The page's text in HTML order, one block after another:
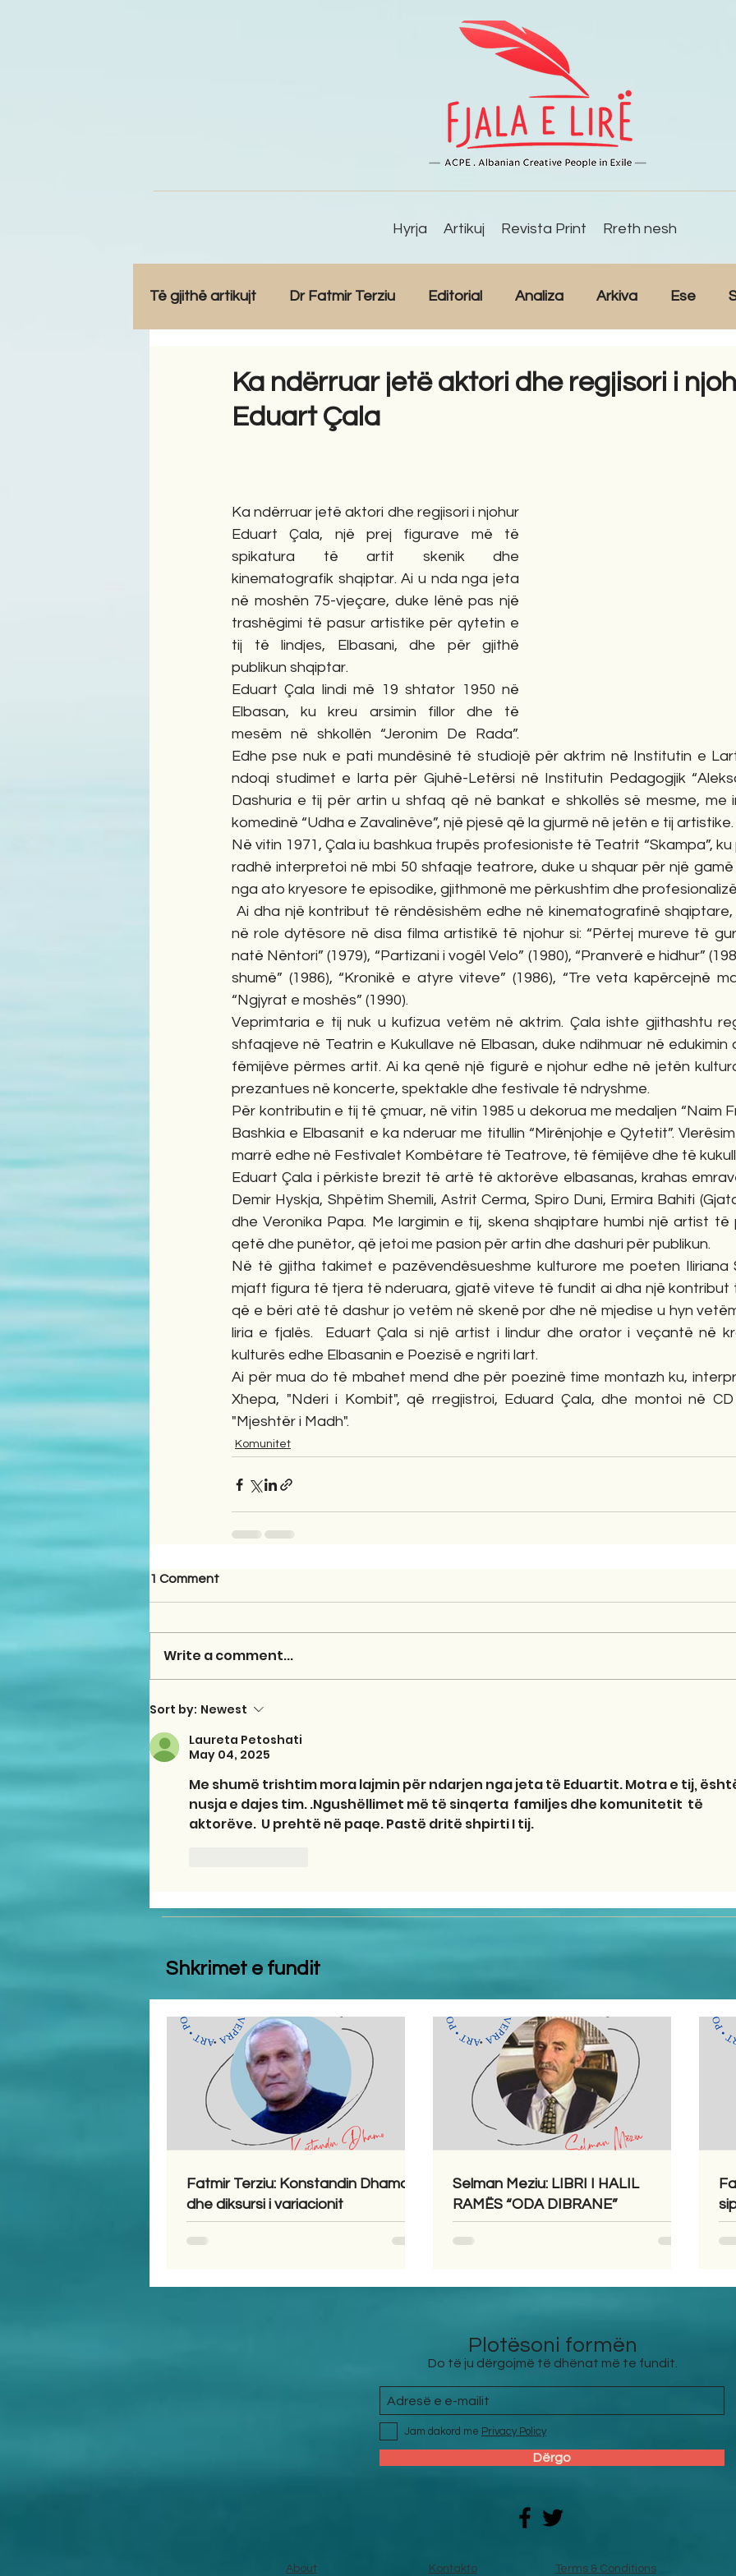
Hyrja Artikuj Revista Print Rreth nesh
Të gjithë artikujt Dr Fatmir Terziu Editorial Analiza Arkiva Ese
Antologji Poezi Tregime
Ka ndërruar jetë aktori dhe regjisori i
Eduart Çala
Ka ndërruar jetë aktori dhe regjisori i njohur
Eduart Çala, një prej figurave më të
spikatura të artit skenik dhe
kinematografik shqiptar. Ai u nda nga jeta
në moshën 75-vjeçare, duke lënë pas një
trashëgimi të pasur artistike për qytetin e
tij të lindjes, Elbasani, dhe për gjithë
publikun shqiptar.
Eduart Çala lindi më 19 shtator 1950 në
Elbasan, ku kreu arsimin fillor dhe të
mesëm në shkollën “Jeronim De Rada”.
Edhe pse nuk e pati mundësinë të studiojë për aktrim në Institutin e
ndoqi studimet e larta për Gjuhë-Letërsi në Institutin Pedagogjik
Dashuria e tij për artin u shfaq që në bankat e shkollës së mesme, me
komedinë “Udha e Zavalinëve”, një pjesë që la gjurmë në jetën e tij artistike.
Në vitin 1971, Çala iu bashkua trupës profesioniste të Teatrit “Skampa”,
radhë interpretoi në mbi 50 shfaqje teatrore, duke u shquar për një
nga ato kryesore te episodike, gjithmonë me përkushtim dhe
Ai dha një kontribut të rëndësishëm edhe në kinematografinë
në role dytësore në disa filma artistikë të njohur si: “Përtej mureve të
natë Nëntori” (1979), “Partizani i vogël Velo” (1980), “Pranverë e hidhur”
shumë” (1986), “Kronikë e atyre viteve” (1986), “Tre veta kapërcejnë
“Ngjyrat e moshës” (1990).
Veprimtaria e tij nuk u kufizua vetëm në aktrim. Çala ishte gjithashtu
shfaqjeve në Teatrin e Kukullave në Elbasan, duke ndihmuar në edukimin
fëmijëve përmes artit. Ai ka qenë një figurë e njohur edhe në jetën
prezantues në koncerte, spektakle dhe festivale të ndryshme.
Për kontributin e tij të çmuar, në vitin 1985 u dekorua me medaljen “Naim
Bashkia e Elbasanit e ka nderuar me titullin “Mirënjohje e Qytetit”.
marrë edhe në Festivalet Kombëtare të Teatrove, të fëmijëve dhe të
Eduart Çala i përkiste brezit të artë të aktorëve elbasanas, krahas
Demir Hyskja, Shpëtim Shemili, Astrit Cerma, Spiro Duni, Ermira Bahiti
dhe Veronika Papa. Me largimin e tij, skena shqiptare humbi një artist të
qetë dhe punëtor, që jetoi me pasion për artin dhe dashuri për publikun.
Në të gjitha takimet e pazëvendësueshme kulturore me poeten Iliriana
mjaft figura të tjera të nderuara, gjatë viteve të fundit ai dha një kontribut
që e bëri atë të dashur jo vetëm në skenë por dhe në mjedise u hyn
liria e fjalës.  Eduart Çala si një artist i lindur dhe orator i veçantë në
kulturës edhe Elbasanin e Poezisë e ngriti lart.
Ai për mua do të mbahet mend dhe për poezinë time montazh ku,
Xhepa, "Nderi i Kombit", që rregjistroi, Eduard Çala, dhe montoi në
"Mjeshtër i Madh".
Komunitet
1 Comment
Write a comment...
Sort by: Newest
Laureta Petoshati
May 04, 2025
Me shumë trishtim mora lajmin për ndarjen nga jeta të Eduartit. Motra e tij,
nusja e dajes tim. .Ngushëllimet më të sinqerta  familjes dhe komunitetit  të
aktorëve.  U prehtë në paqe. Pastë dritë shpirti I tij.
Shkrimet e fundit
Fatmir Terziu: Konstandin Dhamo
dhe diksursi i variacionit
Selman Meziu: LIBRI I HALIL
RAMËS “ODA DIBRANE”
Plotësoni formën
Do të ju dërgojmë të dhënat më te fundit.
Jam dakord me Privacy Policy
Dërgo
About Kontakto Terms & Conditions